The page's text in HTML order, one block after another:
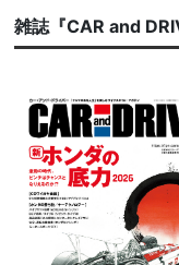
雑誌『CAR and